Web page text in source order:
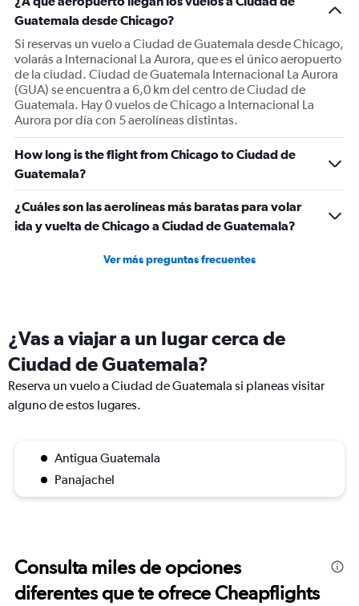
Guatemala desde Chicago?
Si reservas un vuelo a Ciudad de Guatemala desde Chicago,
volarás a Internacional La Aurora, que es el único aeropuerto
de la ciudad. Ciudad de Guatemala Internacional La Aurora
(GUA) se encuentra a 6,0 km del centro de Ciudad de
Guatemala. Hay 0 vuelos de Chicago a Internacional La
Aurora por día con 5 aerolíneas distintas.
How long is the flight from Chicago to Ciudad de
Guatemala?
¿Cuáles son las aerolíneas más baratas para volar
ida y vuelta de Chicago a Ciudad de Guatemala?
Ver más preguntas frecuentes
¿Vas a viajar a un lugar cerca de
Ciudad de Guatemala?
Reserva un vuelo a Ciudad de Guatemala si planeas visitar
alguno de estos lugares.
Antigua Guatemala
Panajachel
Consulta miles de opciones
diferentes que te ofrece Cheapflights